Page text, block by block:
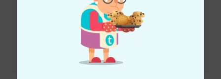
Sire Marcus Miller Z7-5 3TSB